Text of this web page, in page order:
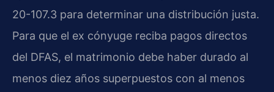
20-107.3 para determinar una distribución justa.
Para que el ex cónyuge reciba pagos directos
del DFAS, el matrimonio debe haber durado al
menos diez años superpuestos con al menos